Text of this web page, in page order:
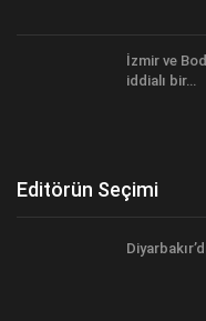
İzmir ve
iddialı bir…
Editörün Seçimi